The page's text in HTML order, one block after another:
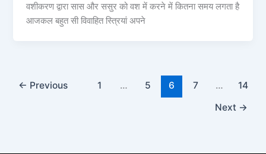
वशीकरण द्वारा सास और ससुर को वश में करने में कितना समय लगता है
आजकल बहुत सी विवाहित स्त्रियां अपने
← Previous 1 … 5 6 7 …
14
Next →